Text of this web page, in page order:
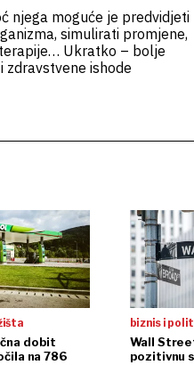
njega moguće je predvidjeti
simulirati promjene,
Ukratko – bolje
zdravstvene ishode
dobit
na 786
biznis i
Wall
pozitivnu